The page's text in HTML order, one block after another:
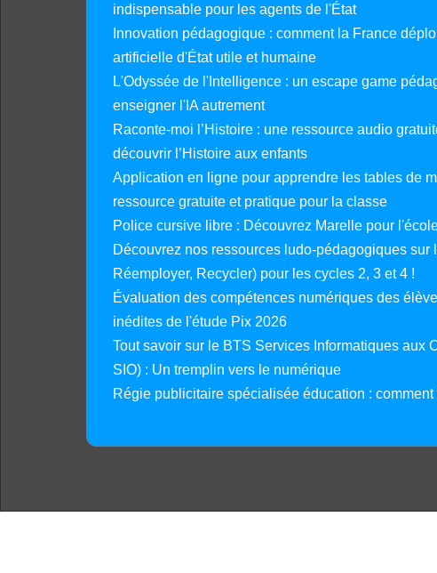
indispensable pour les agents de l'État
Innovation pédagogique : comment la France
artificielle d'État utile et humaine
L'Odyssée de l'Intelligence : un escape game
enseigner l'IA autrement
Raconte-moi l’Histoire : une ressource audio
découvrir l’Histoire aux enfants
Application en ligne pour apprendre les tables de
ressource gratuite et pratique pour la classe
Police cursive libre : Découvrez Marelle pour
Découvrez nos ressources ludo-pédagogiques sur
Réemployer, Recycler) pour les cycles 2, 3 et 4 !
Évaluation des compétences numériques des
inédites de l'étude Pix 2026
Tout savoir sur le BTS Services Informatiques aux
SIO) : Un tremplin vers le numérique
Régie publicitaire spécialisée éducation :